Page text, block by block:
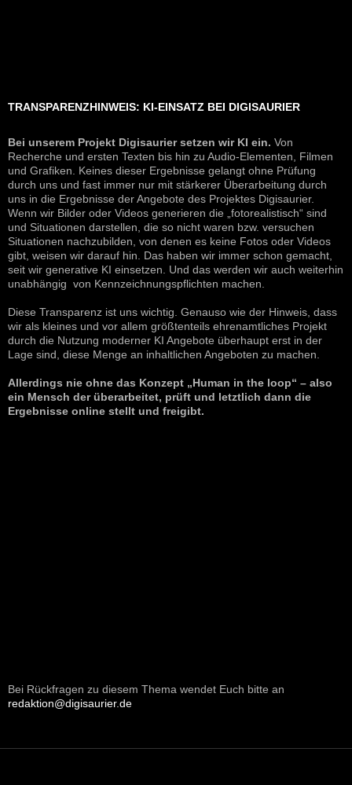
TRANSPARENZHINWEIS: KI-EINSATZ BEI DIGISAURIER
Bei unserem Projekt Digisaurier setzen wir KI ein. Von
Recherche und ersten Texten bis hin zu Audio-Elementen, Filmen
und Grafiken. Keines dieser Ergebnisse gelangt ohne Prüfung
durch uns und fast immer nur mit stärkerer Überarbeitung durch
uns in die Ergebnisse der Angebote des Projektes Digisaurier.
Wenn wir Bilder oder Videos generieren die „fotorealistisch“ sind
und Situationen darstellen, die so nicht waren bzw. versuchen
Situationen nachzubilden, von denen es keine Fotos oder Videos
gibt, weisen wir darauf hin. Das haben wir immer schon gemacht,
seit wir generative KI einsetzen. Und das werden wir auch weiterhin
unabhängig von Kennzeichnungspflichten machen.
Diese Transparenz ist uns wichtig. Genauso wie der Hinweis, dass
wir als kleines und vor allem größtenteils ehrenamtliches Projekt
durch die Nutzung moderner KI Angebote überhaupt erst in der
Lage sind, diese Menge an inhaltlichen Angeboten zu machen.
Allerdings nie ohne das Konzept „Human in the loop“ – also
ein Mensch der überarbeitet, prüft und letztlich dann die
Ergebnisse online stellt und freigibt.
Bei Rückfragen zu diesem Thema wendet Euch bitte an
redaktion@digisaurier.de